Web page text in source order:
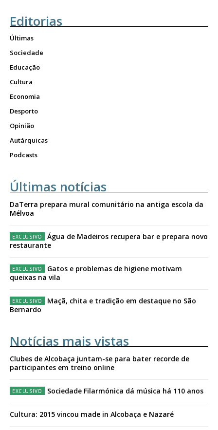
Editorias
Últimas
Sociedade
Educação
Cultura
Economia
Desporto
Opinião
Autárquicas
Podcasts
Últimas notícias
DaTerra prepara mural comunitário na antiga escola da
Mélvoa
Água de Madeiros recupera bar e prepara novo
restaurante
Gatos e problemas de higiene motivam
queixas na vila
Maçã, chita e tradição em destaque no São
Bernardo
Notícias mais vistas
Clubes de Alcobaça juntam-se para bater recorde de
participantes em treino online
Sociedade Filarmónica dá música há 110 anos
Cultura: 2015 vincou made in Alcobaça e Nazaré